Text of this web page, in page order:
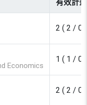
有效計
2 ( 2 / 0
Economics
1 ( 1 / 0
2 ( 2 / 0